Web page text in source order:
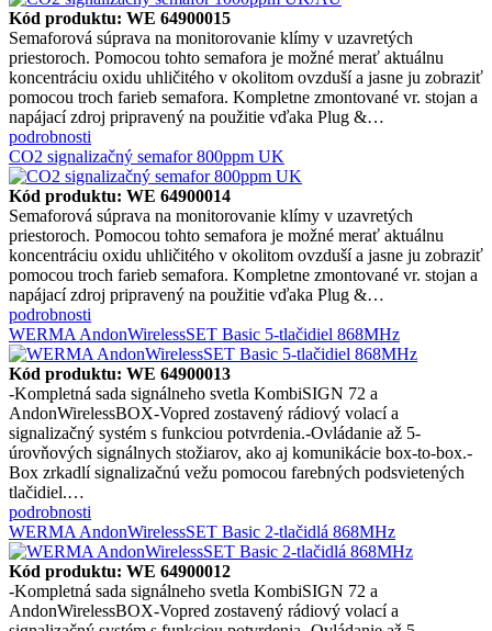
Kód produktu: WE 64900015
Semaforová súprava na monitorovanie klímy v uzavretých
priestoroch. Pomocou tohto semafora je možné merať aktuálnu
koncentráciu oxidu uhličitého v okolitom ovzduší a jasne ju zobraziť
pomocou troch farieb semafora. Kompletne zmontované vr. stojan a
napájací zdroj pripravený na použitie vďaka Plug &…
podrobnosti
CO2 signalizačný semafor 800ppm UK
Kód produktu: WE 64900014
Semaforová súprava na monitorovanie klímy v uzavretých
priestoroch. Pomocou tohto semafora je možné merať aktuálnu
koncentráciu oxidu uhličitého v okolitom ovzduší a jasne ju zobraziť
pomocou troch farieb semafora. Kompletne zmontované vr. stojan a
napájací zdroj pripravený na použitie vďaka Plug &…
podrobnosti
WERMA AndonWirelessSET Basic 5-tlačidiel 868MHz
Kód produktu: WE 64900013
-Kompletná sada signálneho svetla KombiSIGN 72 a
AndonWirelessBOX-Vopred zostavený rádiový volací a
signalizačný systém s funkciou potvrdenia.-Ovládanie až 5-
úrovňových signálnych stožiarov, ako aj komunikácie box-to-box.-
Box zrkadlí signalizačnú vežu pomocou farebných podsvietených
tlačidiel.…
podrobnosti
WERMA AndonWirelessSET Basic 2-tlačidlá 868MHz
Kód produktu: WE 64900012
-Kompletná sada signálneho svetla KombiSIGN 72 a
AndonWirelessBOX-Vopred zostavený rádiový volací a